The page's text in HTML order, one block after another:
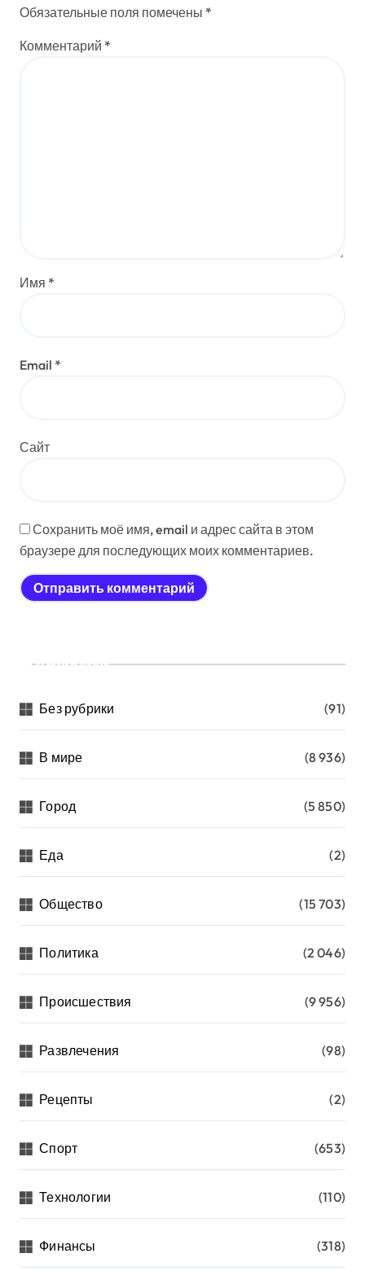
Обязательные поля помечены *
Комментарий *
Имя *
Email *
Сайт
Сохранить моё имя, email и адрес сайта в этом
браузере для последующих моих комментариев.
Рубрики
Без рубрики (91)
В мире (8 936)
Город (5 850)
Еда (2)
Общество (15 703)
Политика (2 046)
Происшествия (9 956)
Развлечения (98)
Рецепты (2)
Спорт (653)
Технологии (110)
Финансы (318)